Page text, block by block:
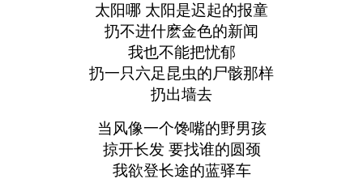
太阳哪 太阳是迟起的报童
扔不进什麽金色的新闻
我也不能把忧郁
扔一只六足昆虫的尸骸那样
扔出墙去
当风像一个馋嘴的野男孩
掠开长发 要找谁的圆颈
我欲登长途的蓝驿车